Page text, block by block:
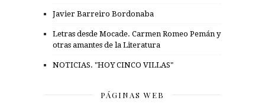
Javier Barreiro Bordonaba
Letras desde Mocade. Carmen Romeo Pemán y
otras amantes de la Literatura
NOTICIAS. "HOY CINCO VILLAS"
PÁGINAS WEB